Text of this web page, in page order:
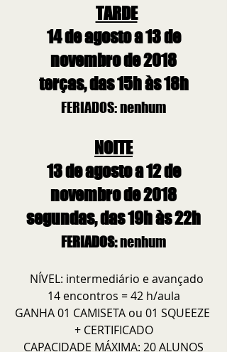
TARDE
14 de agosto a 13 de
novembro de 2018
terças, das 15h às 18h
FERIADOS: nenhum
NOITE
13 de agosto a 12 de
novembro de 2018
segundas, das 19h às 22h
FERIADOS: nenhum
  NÍVEL: intermediário e avançado
14 encontros = 42 h/aula
GANHA 01 CAMISETA ou 01 SQUEEZE
+ CERTIFICADO
CAPACIDADE MÁXIMA: 20 ALUNOS